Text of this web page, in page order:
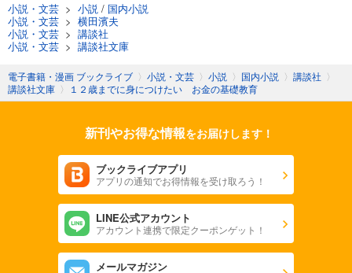
小説・文芸 > 小説 / 国内小説
小説・文芸 > 横田濱夫
小説・文芸 > 講談社
小説・文芸 > 講談社文庫
電子書籍・漫画 ブックライブ 〉 小説・文芸 〉 小説 〉 国内小説 〉 講談社 〉
講談社文庫 〉 １２歳までに身につけたい お金の基礎教育
新刊やお得な情報をお届けします！
ブックライブアプリ
アプリの通知でお得情報を受け取ろう！
LINE公式アカウント
アカウント連携で限定クーポンゲット！
メールマガジン